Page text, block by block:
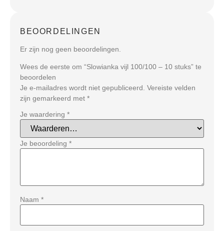
BEOORDELINGEN
Er zijn nog geen beoordelingen.
Wees de eerste om “Slowianka vijl 100/100 – 10 stuks” te
beoordelen
Je e-mailadres wordt niet gepubliceerd. Vereiste velden
zijn gemarkeerd met *
Je waardering *
Je beoordeling *
Naam *